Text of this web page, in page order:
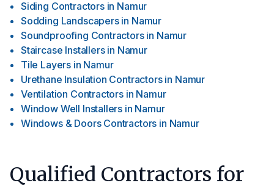
Siding Contractors in Namur
Sodding Landscapers in Namur
Soundproofing Contractors in Namur
Staircase Installers in Namur
Tile Layers in Namur
Urethane Insulation Contractors in Namur
Ventilation Contractors in Namur
Window Well Installers in Namur
Windows & Doors Contractors in Namur
Qualified Contractors for